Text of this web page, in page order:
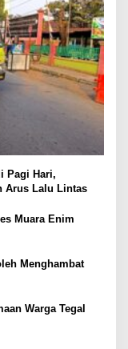
Pagi Hari,
Arus Lalu Lintas
Muara Enim
Menghambat
Warga Tegal